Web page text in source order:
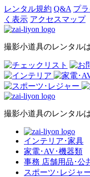
レンタル規約 Q&A プ
く表示 アクセスマップ
撮影小道具のレンタル
撮影小道具のレンタル
インテリア･家具
家電･AV･機器類
事務 店舗用品･公
スポーツ･レジャ